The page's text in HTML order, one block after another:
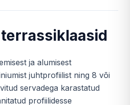
ja alumisest
juhtprofiilist ning 8 või
servadega karastatud
profiilidesse